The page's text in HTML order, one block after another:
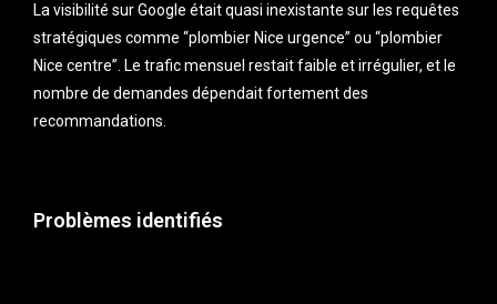
La visibilité sur Google était quasi inexistante sur les requêtes
stratégiques comme “plombier Nice urgence” ou “plombier
Nice centre”. Le trafic mensuel restait faible et irrégulier, et le
nombre de demandes dépendait fortement des
recommandations.
Problèmes identifiés